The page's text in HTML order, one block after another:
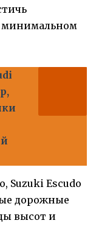
Suzuki Escudo
дорожные
высот и